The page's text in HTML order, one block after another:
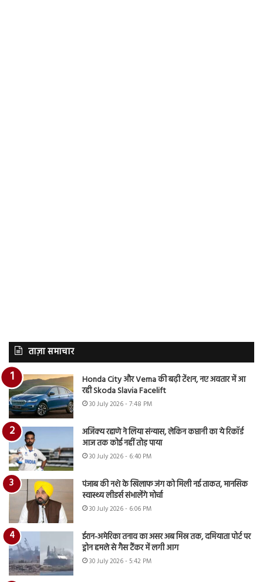
ताज़ा समाचार
Honda City और Verna की बढ़ी टेंशन, नए अवतार में आ
रही Skoda Slavia Facelift
30 July 2026 - 7:48 PM
अजिंक्य रहाणे ने लिया संन्यास, लेकिन कप्तानी का ये रिकॉर्ड
आज तक कोई नहीं तोड़ पाया
30 July 2026 - 6:40 PM
पंजाब की नशे के खिलाफ जंग को मिली नई ताकत, मानसिक
स्वास्थ्य लीडर्स संभालेंगे मोर्चा
30 July 2026 - 6:06 PM
ईरान-अमेरिका तनाव का असर अब मिस्र तक, दमियाता पोर्ट पर
ड्रोन हमले से गैस टैंकर में लगी आग
30 July 2026 - 5:42 PM